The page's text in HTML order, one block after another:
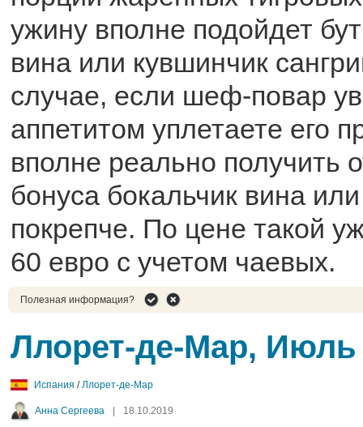
ужину вполне подойдет
вина или кувшинчик
случае, если шеф-повар
аппетитом уплетаете его
вполне реально получить
бонуса бокальчик вина
покрепче. По цене такой
60 евро с учетом чаевых.
Полезная информация?
Ллорет-де-Мар, Июль
Испания /Ллорет-де-Мар
Анна Сергеева 18.10.2019